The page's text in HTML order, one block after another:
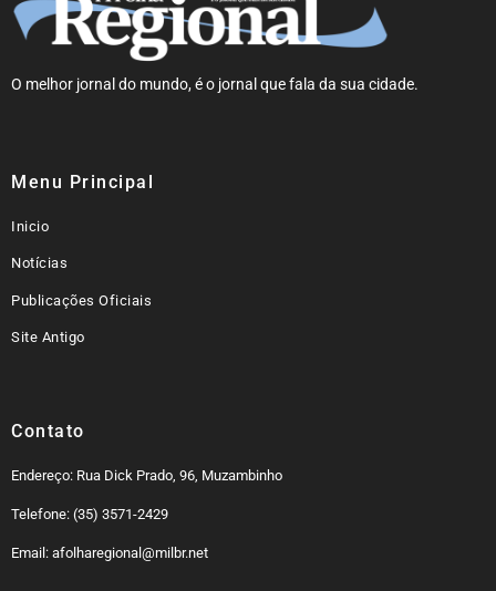
O melhor jornal do mundo, é o jornal que fala da sua cidade.
Menu Principal
Inicio
Notícias
Publicações Oficiais
Site Antigo
Contato
Endereço: Rua Dick Prado, 96, Muzambinho
Telefone: (35) 3571-2429
Email: afolharegional@milbr.net